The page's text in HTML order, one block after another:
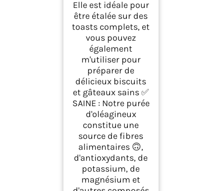
Elle est idéale pour
être étalée sur des
toasts complets, et
vous pouvez
également
m'utiliser pour
préparer de
délicieux biscuits
et gâteaux sains ✅
SAINE : Notre purée
d'oléagineux
constitue une
source de fibres
alimentaires 🙃,
d'antioxydants, de
potassium, de
magnésium et